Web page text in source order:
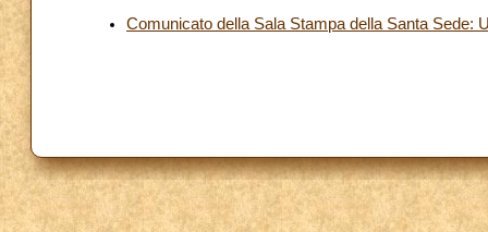
Comunicato della Sala Stampa della Santa Sede: